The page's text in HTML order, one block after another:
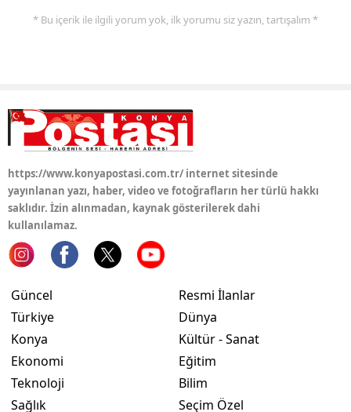
Aksaray
Bayburt
Batman
* Bu içerik ile ilgili yorum yok, ilk yorumu siz yazın, tartışalım *
https://www.konyapostasi.com.tr/ internet sitesinde
yayınlanan yazı, haber, video ve fotoğrafların her türlü hakkı
saklıdır. İzin alınmadan, kaynak gösterilerek dahi
kullanılamaz.
Güncel
Türkiye
Konya
Ekonomi
Teknoloji
Sağlık
Resmi İlanlar
Dünya
Kültür - Sanat
Eğitim
Bilim
Seçim Özel